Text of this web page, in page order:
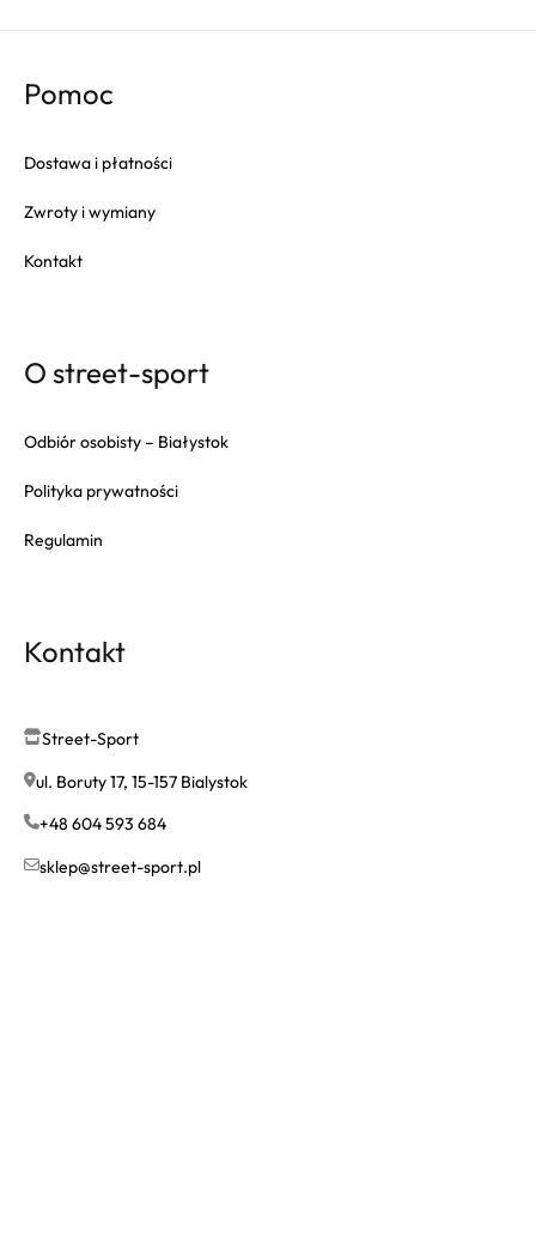
Pomoc
Dostawa i płatności
Zwroty i wymiany
Kontakt
O street-sport
Odbiór osobisty – Białystok
Polityka prywatności
Regulamin
Kontakt
Street-Sport
ul. Boruty 17, 15-157 Bialystok
+48 604 593 684
sklep@street-sport.pl